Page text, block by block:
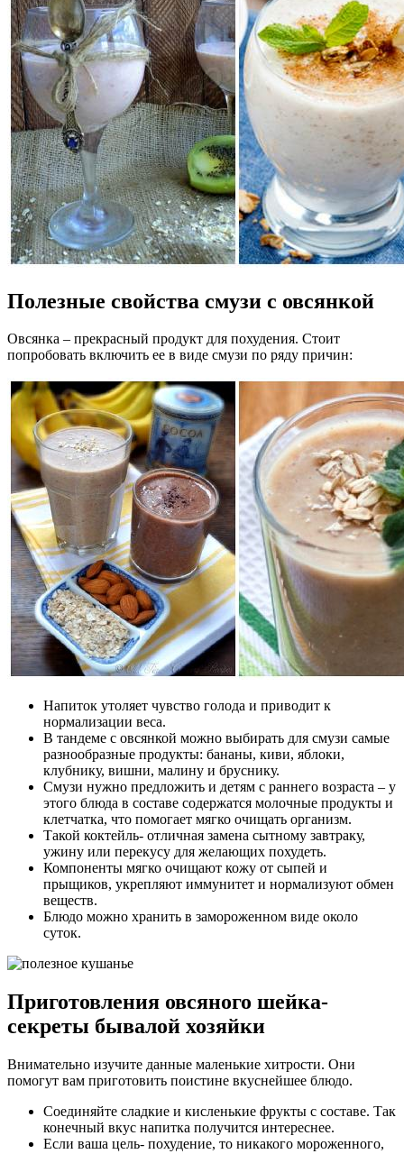
Полезные свойства смузи с овсянкой
Овсянка – прекрасный продукт для похудения. Стоит
попробовать включить ее в виде смузи по ряду причин:
Напиток утоляет чувство голода и приводит к
нормализации веса.
В тандеме с овсянкой можно выбирать для смузи самые
разнообразные продукты: бананы, киви, яблоки,
клубнику, вишни, малину и бруснику.
Смузи нужно предложить и детям с раннего возраста – у
этого блюда в составе содержатся молочные продукты и
клетчатка, что помогает мягко очищать организм.
Такой коктейль- отличная замена сытному завтраку,
ужину или перекусу для желающих похудеть.
Компоненты мягко очищают кожу от сыпей и
прыщиков, укрепляют иммунитет и нормализуют обмен
веществ.
Блюдо можно хранить в замороженном виде около
суток.
Приготовления овсяного шейка-
секреты бывалой хозяйки
Внимательно изучите данные маленькие хитрости. Они
помогут вам приготовить поистине вкуснейшее блюдо.
Соединяйте сладкие и кисленькие фрукты с составе. Так
конечный вкус напитка получится интереснее.
Если ваша цель- похудение, то никакого мороженного,